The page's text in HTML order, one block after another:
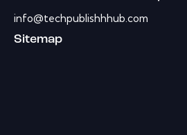
info@techpublishhhub.com
Sitemap